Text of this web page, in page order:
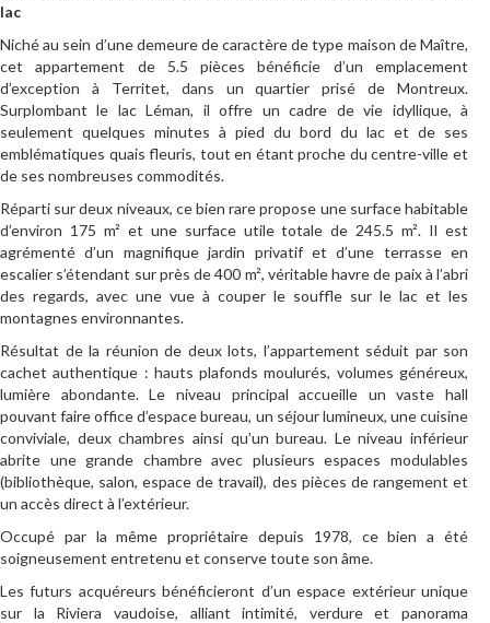
lac
Niché au sein d’une demeure de caractère de type maison de Maître,
cet appartement de 5.5 pièces bénéficie d’un emplacement
d’exception à Territet, dans un quartier prisé de Montreux.
Surplombant le lac Léman, il offre un cadre de vie idyllique, à
seulement quelques minutes à pied du bord du lac et de ses
emblématiques quais fleuris, tout en étant proche du centre-ville et
de ses nombreuses commodités.
Réparti sur deux niveaux, ce bien rare propose une surface habitable
d’environ 175 m² et une surface utile totale de 245.5 m². Il est
agrémenté d’un magnifique jardin privatif et d’une terrasse en
escalier s’étendant sur près de 400 m², véritable havre de paix à l’abri
des regards, avec une vue à couper le souffle sur le lac et les
montagnes environnantes.
Résultat de la réunion de deux lots, l’appartement séduit par son
cachet authentique : hauts plafonds moulurés, volumes généreux,
lumière abondante. Le niveau principal accueille un vaste hall
pouvant faire office d’espace bureau, un séjour lumineux, une cuisine
conviviale, deux chambres ainsi qu’un bureau. Le niveau inférieur
abrite une grande chambre avec plusieurs espaces modulables
(bibliothèque, salon, espace de travail), des pièces de rangement et
un accès direct à l’extérieur.
Occupé par la même propriétaire depuis 1978, ce bien a été
soigneusement entretenu et conserve toute son âme.
Les futurs acquéreurs bénéficieront d’un espace extérieur unique
sur la Riviera vaudoise, alliant intimité, verdure et panorama